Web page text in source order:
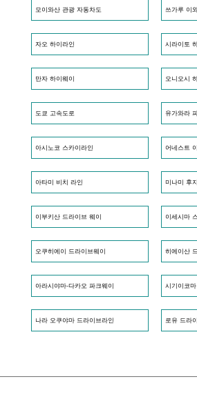
모이와산 관광 자동차도 쓰가루 이
자오 하이라인 시라이토
만자 하이웨이 오니오시
도쿄 고속도로 유가와라
아시노코 스카이라인 어네스트
아타미 비치 라인 미나미 후
이부키산 드라이브 웨이 이세시마
오쿠히에이 드라이브웨이 히에이산
아라시야마-다카오 파크웨이 시기이코
나라 오쿠야마 드라이브라인 로유 드라